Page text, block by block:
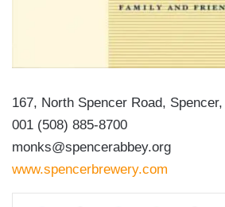
167, North Spencer Road,
001 (508) 885-8700
monks@spencerabbey.org
www.spencerbrewery.com